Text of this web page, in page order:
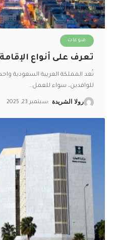
منوعات
تعرف على أنواع
تُعد المملكة العربية السعودية
للوافدين، سواء للعمل…
رولا الشريدة سبتمبر 23, 2025